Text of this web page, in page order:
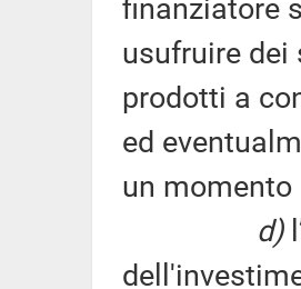
finanziatore
usufruire dei
prodotti a
ed
un
d)